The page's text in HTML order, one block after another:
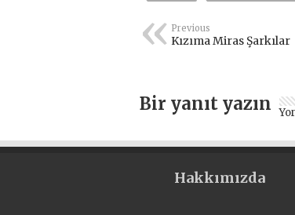
Previous
Kızıma Miras Şarkılar
Bir yanıt yazın
Hakkımızda